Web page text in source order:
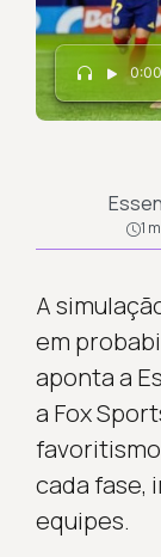
0:00
1
A
em
aponta a
a Fox
cada fase,
equipes.